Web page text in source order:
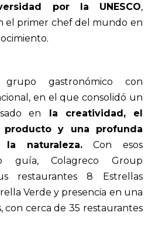
por la UNESCO,
el primer chef del mundo en
gastronómico con
en el que consolidó un
en la creatividad, el
y una profunda
naturaleza. Con esos
guía, Colagreco Group
restaurantes 8 Estrellas
Verde y presencia en una
con cerca de 35 restaurantes